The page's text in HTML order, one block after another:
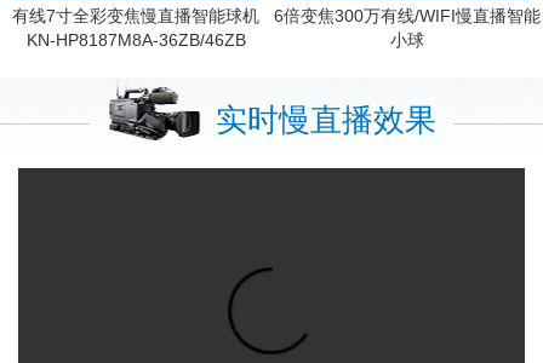
有线7寸全彩变焦慢直播智能球机
KN-HP8187M8A-36ZB/46ZB
6倍变焦300万有线/WIFI慢直播智能
小球
实时慢直播效果